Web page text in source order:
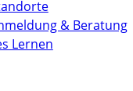
& Beratung
Lernen